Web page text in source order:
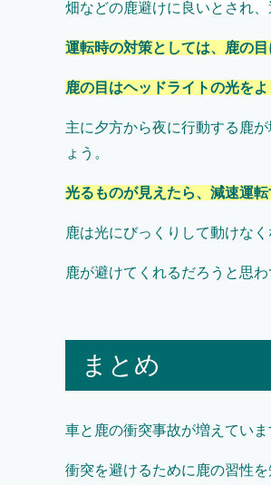
畑などの鹿避けに良いとされ
運転時の対策としては、鹿の目
鹿の目はヘッドライトの光をよ
主に夕方から夜に行動する鹿
ょう。
光るものが見えたら、減速運転
鹿は光にびっくりして動けな
鹿が避けてくれるだろうと思
まとめ
車と鹿の衝突事故が増えていま
衝突を避けるために鹿の習性